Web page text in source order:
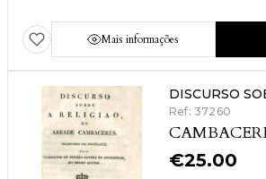
Mais informações
DISCURSO
Ref: 37260
€25.00